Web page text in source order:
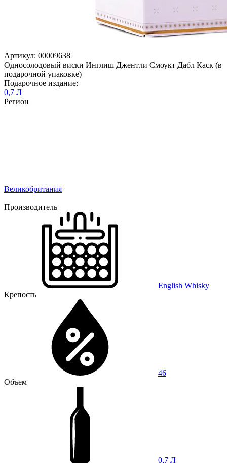
Артикул: 00009638
Односолодовый виски Инглиш Джентли Смоукт Дабл Каск (в
подарочной упаковке)
Подарочное издание:
0,7 Л
Регион
Великобритания
Производитель
English Whisky
Крепость
46
Объем
0,7 Л